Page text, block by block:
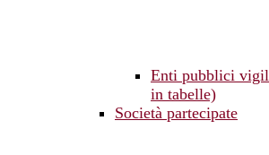
Enti pubblici
in tabelle)
Società partecipate